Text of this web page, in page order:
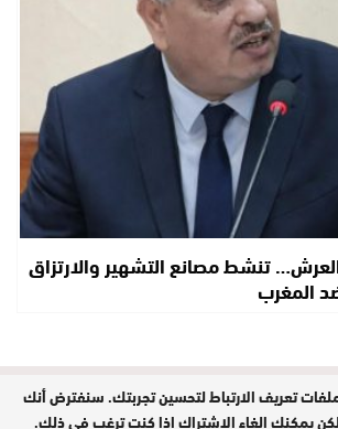
تنشط مصانع التشهير والارتزاق
المغرب
/ جميع
تعريف الارتباط لتحسين تجربتك. سنفترض أنك
يمكنك إلغاء الاشتراك إذا كنت ترغب في ذلك.